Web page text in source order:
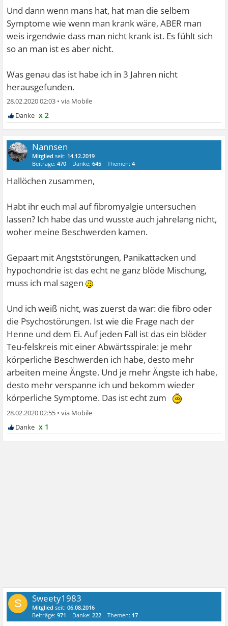
Und dann wenn mans hat, hat man die selbem
Symptome wie wenn man krank wäre, ABER man
weis irgendwie dass man nicht krank ist. Es fühlt sich
so an man ist es aber nicht.
Was genau das ist habe ich in 3 Jahren nicht
herausgefunden.
28.02.2020 02:03 •
x 2
Nannsen
Mitglied seit: 14.12.2019
Beiträge:470 Danke:645 Themen:4
Hallöchen zusammen,
Habt ihr euch mal auf fibromyalgie untersuchen
lassen? Ich habe das und wusste auch jahrelang nicht,
woher meine Beschwerden kamen.
Gepaart mit Angststörungen, Panikattacken und
hypochondrie ist das echt ne ganz blöde Mischung,
muss ich mal sagen
Und ich weiß nicht, was zuerst da war: die fibro oder
die Psychostörungen. Ist wie die Frage nach der
Henne und dem Ei. Auf jeden Fall ist das ein blöder
Teu-felskreis mit einer Abwärtsspirale: je mehr
körperliche Beschwerden ich habe, desto mehr
arbeiten meine Ängste. Und je mehr Ängste ich habe,
desto mehr verspanne ich und bekomm wieder
körperliche Symptome. Das ist echt zum
28.02.2020 02:55 •
x 1
S Sweety1983
Mitglied seit:06.08.2016
Beiträge:971 Danke:222 Themen: 17